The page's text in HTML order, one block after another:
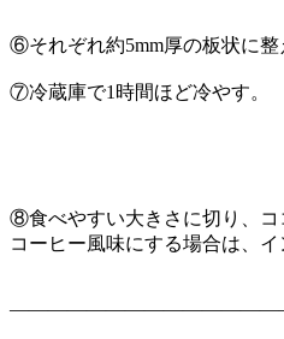
⑥それぞれ約5mm厚の板状に
⑦冷蔵庫で1時間ほど冷やす。
⑧食べやすい大きさに切り、コ
コーヒー風味にする場合は、